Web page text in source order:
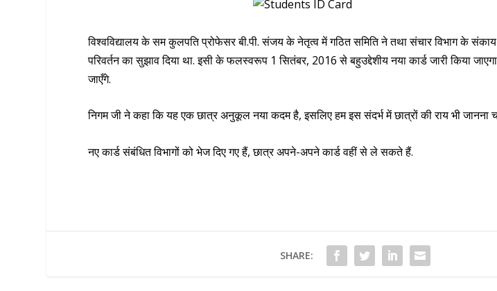
विश्वविद्यालय के सम कुलपति प्रोफेसर बी.पी. संजय के नेतृत्व में गठित समिति ने तथा संचार विभाग के संकाय
परिवर्तन का सुझाव दिया था. इसी के फलस्वरूप 1 सितंबर, 2016 से बहुउद्देशीय नया कार्ड जारी किया
जाएँगे.
निगम जी ने कहा कि यह एक छात्र अनुकूल नया कदम है, इसलिए हम इस संदर्भ में छात्रों की राय भी जानना
नए कार्ड संबंधित विभागों को भेज दिए गए हैं, छात्र अपने-अपने कार्ड वहीं से ले सकते हैं.
SHARE: